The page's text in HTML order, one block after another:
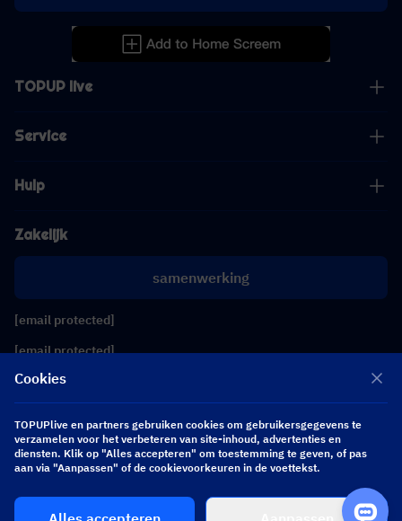
TOPUP live
Service
Hulp
Zakelijk
samenwerking
[email protected]
[email protected]
Volg ons
Copyright 2026 SEA WHALE TECHNOLOGY PTE.LTD. All Rights Reserved.
Cookies
TOPUPlive en partners gebruiken cookies om gebruikersgegevens te
verzamelen voor het verbeteren van site-inhoud, advertenties en
diensten. Klik op "Alles accepteren" om toestemming te geven, of pas
aan via "Aanpassen" of de cookievoorkeuren in de voettekst.